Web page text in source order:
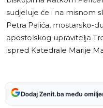
sudjeluje će i na misnom
Petra Palića, mostarsko-
apostolskog upravitelja
ispred Katedrale Marije
Dodaj Zenit.ba među